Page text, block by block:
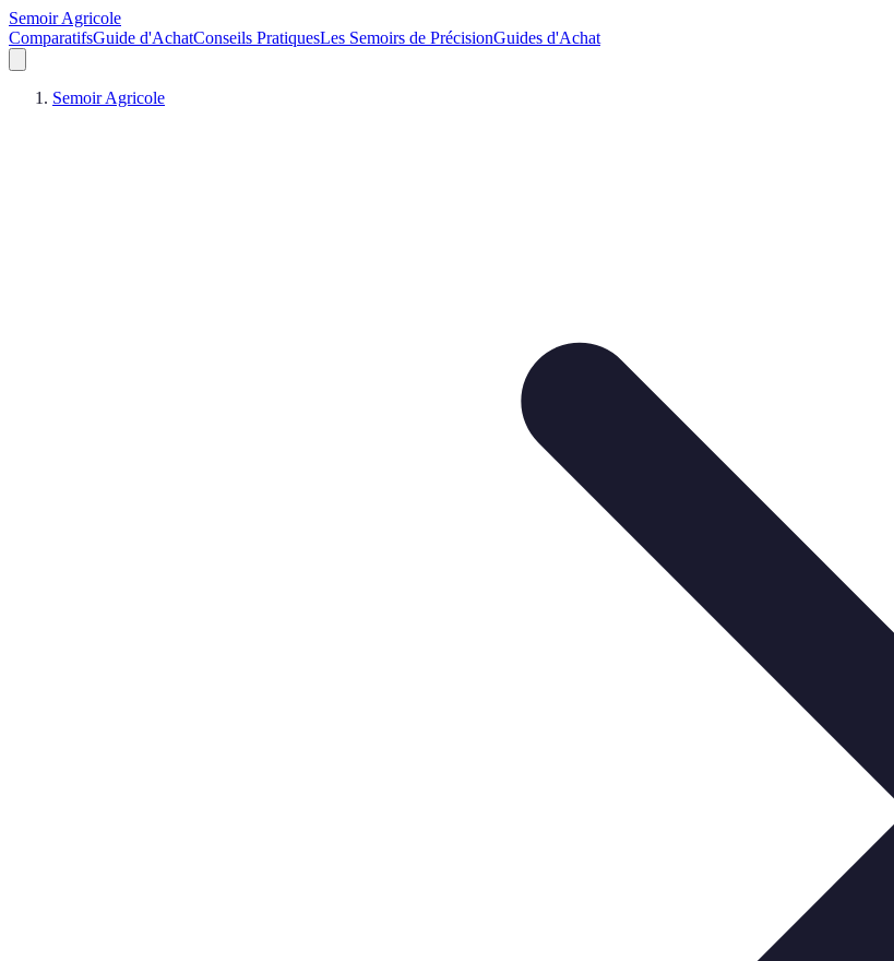
Semoir Agricole
ComparatifsGuide d'AchatConseils PratiquesLes Semoirs de PrécisionGuides d'Achat
Semoir Agricole